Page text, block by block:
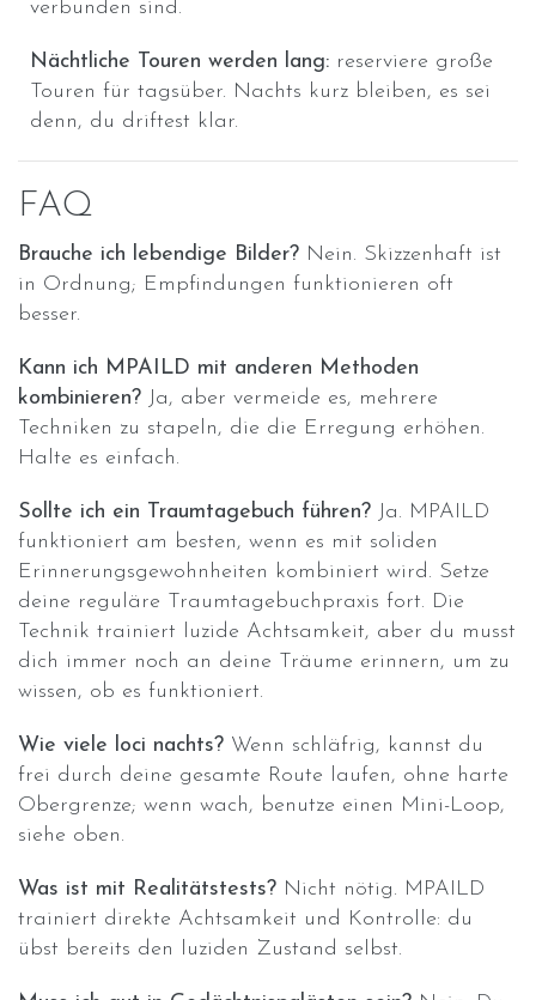
verbunden sind.
Nächtliche Touren werden lang: reserviere große
Touren für tagsüber. Nachts kurz bleiben, es sei
denn, du driftest klar.
FAQ
Brauche ich lebendige Bilder? Nein. Skizzenhaft ist
in Ordnung; Empfindungen funktionieren oft
besser.
Kann ich MPAILD mit anderen Methoden
kombinieren? Ja, aber vermeide es, mehrere
Techniken zu stapeln, die die Erregung erhöhen.
Halte es einfach.
Sollte ich ein Traumtagebuch führen? Ja. MPAILD
funktioniert am besten, wenn es mit soliden
Erinnerungsgewohnheiten kombiniert wird. Setze
deine reguläre Traumtagebuchpraxis fort. Die
Technik trainiert luzide Achtsamkeit, aber du musst
dich immer noch an deine Träume erinnern, um zu
wissen, ob es funktioniert.
Wie viele loci nachts? Wenn schläfrig, kannst du
frei durch deine gesamte Route laufen, ohne harte
Obergrenze; wenn wach, benutze einen Mini-Loop,
siehe oben.
Was ist mit Realitätstests? Nicht nötig. MPAILD
trainiert direkte Achtsamkeit und Kontrolle: du
übst bereits den luziden Zustand selbst.